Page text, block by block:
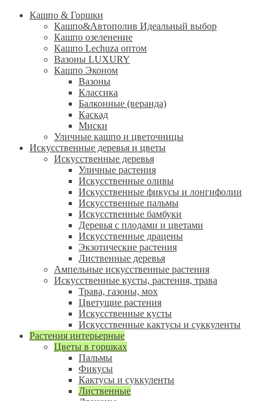
Кашпо & Горшки
Кашпо&Автополив Идеальный выбор
Кашпо озеленение
Кашпо Lechuza оптом
Вазоны LUXURY
Кашпо Эконом
Вазоны
Классика
Балконные (веранда)
Каскад
Миски
Уличные кашпо и цветочницы
Искусственные деревья и цветы
Искусственные деревья
Уличные растения
Искусственные оливы
Искусственные фикусы и лонгифолии
Искусственные пальмы
Искусственные бамбуки
Деревья с плодами и цветами
Искусственные драцены
Экзотические растения
Лиственные деревья
Ампельные искусственные растения
Искусственные кусты, растения, трава
Трава, газоны, мох
Цветущие растения
Искусственные кусты
Искусственные кактусы и суккуленты
Растения интерьерные
Цветы в горшках
Пальмы
Фикусы
Кактусы и суккуленты
Лиственные